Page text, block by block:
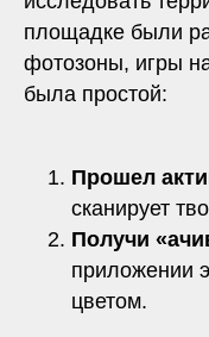
площадке были
фотозоны, игры
была простой:
Прошел
сканирует
Получи
приложении
цветом.